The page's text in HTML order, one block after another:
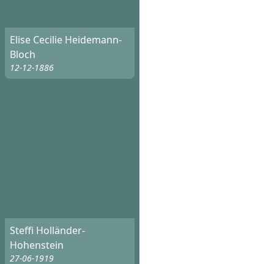
Elise Cecilie Heidemann-
Bloch
12-12-1886
Steffi Holländer-
Hohenstein
27-06-1919